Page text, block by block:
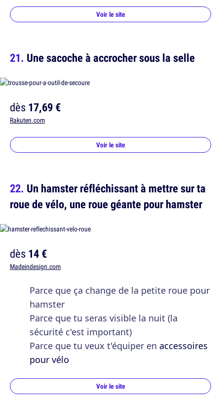
Voir le site
Une sacoche à accrocher sous la selle
dès17,69 €
Rakuten.com
Voir le site
Un hamster réfléchissant à mettre sur ta
roue de vélo, une roue géante pour hamster
dès14 €
Madeindesign.com
Parce que ça change de la petite roue pour
hamster
Parce que tu seras visible la nuit (la
sécurité c'est important)
Parce que tu veux t'équiper en accessoires
pour vélo
Voir le site